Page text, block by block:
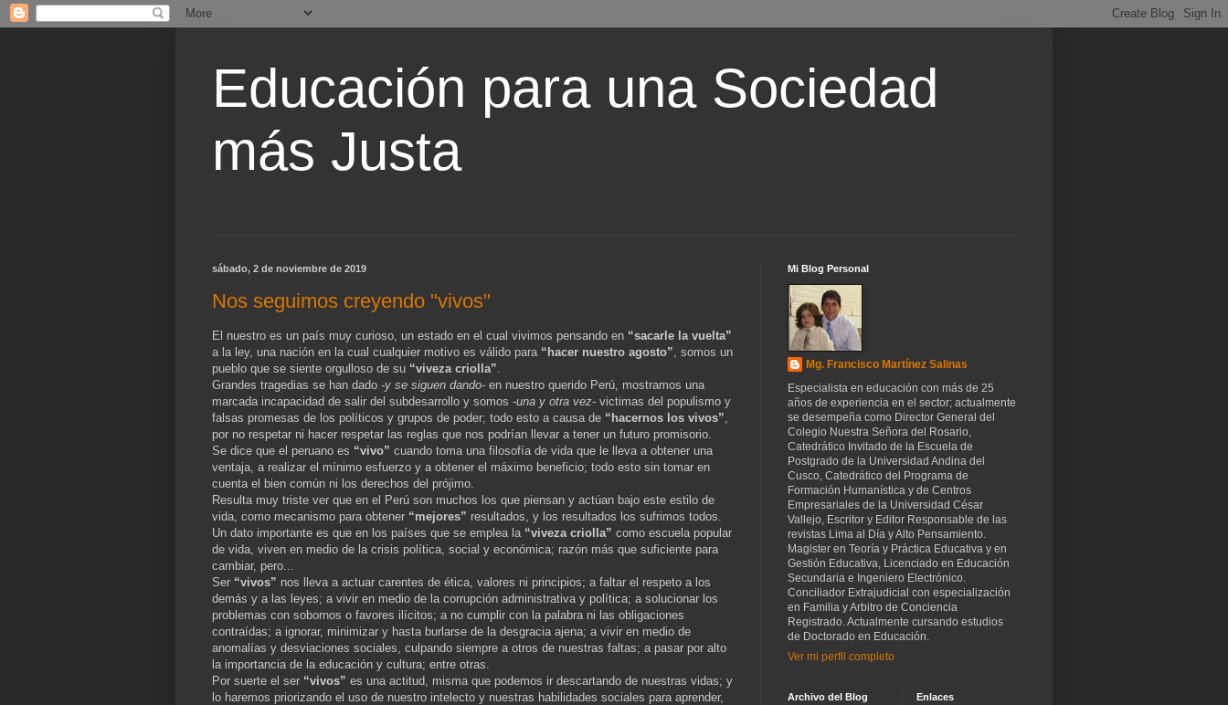
Educación para una Sociedad
más Justa
sábado, 2 de noviembre de 2019
Nos seguimos creyendo "vivos"
El nuestro es un país muy curioso, un estado en el cual vivimos pensando en “sacarle la vuelta”
a la ley, una nación en la cual cualquier motivo es válido para “hacer nuestro agosto” , somos un
pueblo que se siente orgulloso de su “viveza criolla”
Grandes tragedias se han dado -y se siguen dando- en nuestro querido Perú, mostramos una
marcada incapacidad de salir del subdesarrollo y somos -una y otra vez- victimas del populismo y
falsas promesas de los políticos y grupos de poder; todo esto a causa de “hacernos los vivos”
por no respetar ni hacer respetar las reglas que nos podrían llevar a tener un futuro promisorio.
Se dice que el peruano es “vivo” cuando toma una filosofía de vida que le lleva a obtener una
ventaja, a realizar el mínimo esfuerzo y a obtener el máximo beneficio; todo esto sin tomar en
cuenta el bien común ni los derechos del prójimo.
Resulta muy triste ver que en el Perú son muchos los que piensan y actúan bajo este estilo de
vida, como mecanismo para obtener “mejores” resultados, y los resultados los sufrimos todos.
Un dato importante es que en los países que se emplea la “viveza criolla” como escuela popular
de vida, viven en medio de la crisis política, social y económica; razón más que suficiente para
cambiar, pero...
Ser “vivos” nos lleva a actuar carentes de ética, valores ni principios; a faltar el respeto a los
demás y a las leyes; a vivir en medio de la corrupción administrativa y política; a solucionar los
problemas con sobornos o favores ilícitos; a no cumplir con la palabra ni las obligaciones
contraídas; a ignorar, minimizar y hasta burlarse de la desgracia ajena; a vivir en medio de
anomalías y desviaciones sociales, culpando siempre a otros de nuestras faltas; a pasar por alto
la importancia de la educación y cultura; entre otras.
Por suerte el ser “vivos” es una actitud, misma que podemos ir descartando de nuestras vidas; y
lo haremos priorizando el uso de nuestro intelecto y nuestras habilidades sociales para aprender,
Mi Blog Personal
Mg. Francisco Martínez Salinas
Especialista en educación con más de 25
años de experiencia en el sector; actualmente
se desempeña como Director General del
Colegio Nuestra Señora del Rosario,
Catedrático Invitado de la Escuela de
Postgrado de la Universidad Andina del
Cusco, Catedrático del Programa de
Formación Humanística y de Centros
Empresariales de la Universidad César
Vallejo, Escritor y Editor Responsable de las
revistas Lima al Día y Alto Pensamiento.
Magister en Teoría y Práctica Educativa y en
Gestión Educativa, Licenciado en Educación
Secundaria e Ingeniero Electrónico.
Conciliador Extrajudicial con especialización
en Familia y Arbitro de Conciencia
Registrado. Actualmente cursando estudios
de Doctorado en Educación.
Ver mi perfil completo
Archivo del Blog Enlaces